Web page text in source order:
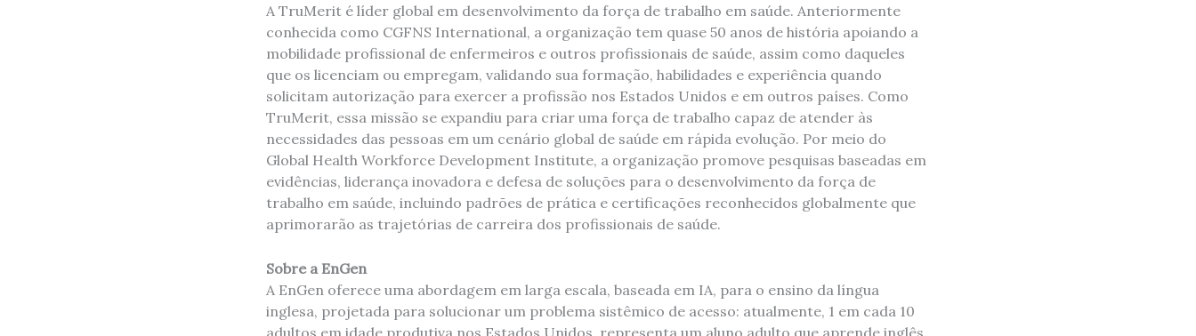
A TruMerit é líder global em desenvolvimento da força de trabalho em saúde. Anteriormente
conhecida como CGFNS International, a organização tem quase 50 anos de história apoiando a
mobilidade profissional de enfermeiros e outros profissionais de saúde, assim como daqueles
que os licenciam ou empregam, validando sua formação, habilidades e experiência quando
solicitam autorização para exercer a profissão nos Estados Unidos e em outros países. Como
TruMerit, essa missão se expandiu para criar uma força de trabalho capaz de atender às
necessidades das pessoas em um cenário global de saúde em rápida evolução. Por meio do
Global Health Workforce Development Institute, a organização promove pesquisas baseadas em
evidências, liderança inovadora e defesa de soluções para o desenvolvimento da força de
trabalho em saúde, incluindo padrões de prática e certificações reconhecidos globalmente que
aprimorarão as trajetórias de carreira dos profissionais de saúde.
Sobre a EnGen
A EnGen oferece uma abordagem em larga escala, baseada em IA, para o ensino da língua
inglesa, projetada para solucionar um problema sistêmico de acesso: atualmente, 1 em cada 10
adultos em idade produtiva nos Estados Unidos, representa um aluno adulto que aprende inglês,